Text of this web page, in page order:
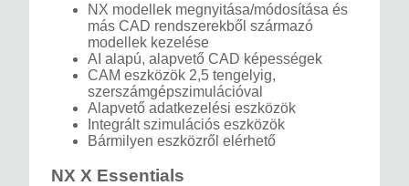
NX modellek megnyitása/módosítása és
más CAD rendszerekből származó
modellek kezelése
AI alapú, alapvető CAD képességek
CAM eszközök 2,5 tengelyig,
szerszámgépszimulációval
Alapvető adatkezelési eszközök
Integrált szimulációs eszközök
Bármilyen eszközről elérhető
NX X Essentials